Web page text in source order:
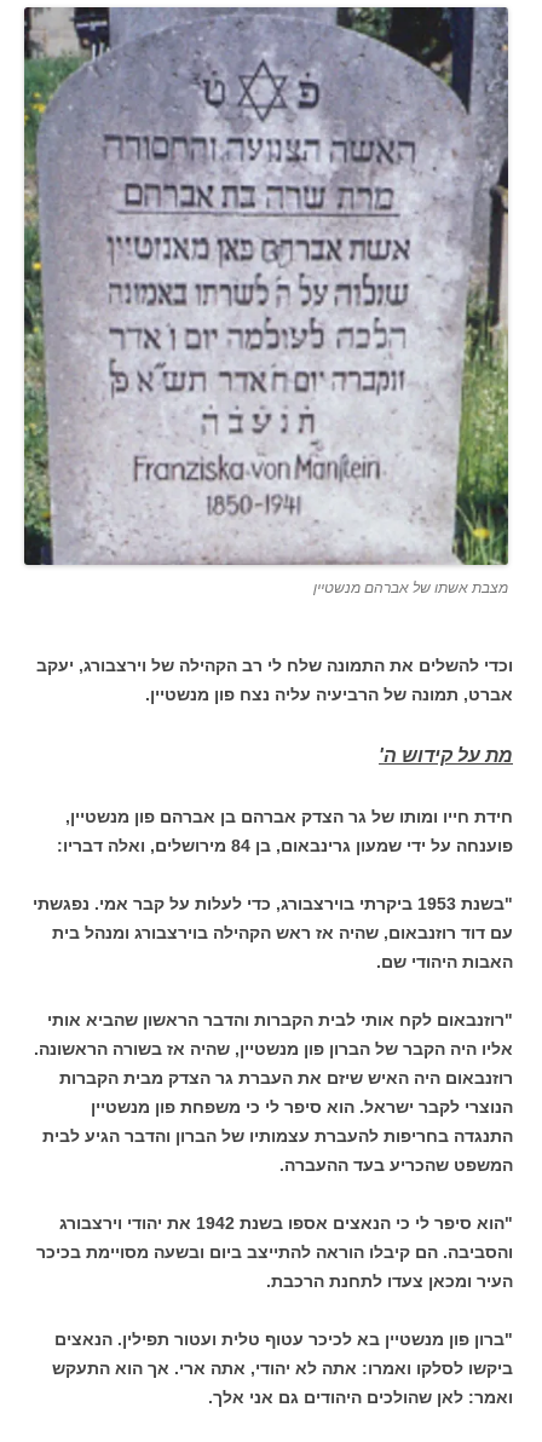
מצבת אשתו של אברהם מנשטיין
וכדי להשלים את התמונה שלח לי רב הקהילה של וירצבורג, יעקב
אברט, תמונה של הרביעיה עליה נצח פון מנשטיין.
מת על קידוש ה'
חידת חייו ומותו של גר הצדק אברהם בן אברהם פון מנשטיין,
פוענחה על ידי שמעון גרינבאום, בן 84 מירושלים, ואלה דבריו:
"בשנת 1953 ביקרתי בוירצבורג, כדי לעלות על קבר אמי. נפגשתי
עם דוד רוזנבאום, שהיה אז ראש הקהילה בוירצבורג ומנהל בית
האבות היהודי שם.
"רוזנבאום לקח אותי לבית הקברות והדבר הראשון שהביא אותי
אליו היה הקבר של הברון פון מנשטיין, שהיה אז בשורה הראשונה.
רוזנבאום היה האיש שיזם את העברת גר הצדק מבית הקברות
הנוצרי לקבר ישראל. הוא סיפר לי כי משפחת פון מנשטיין
התנגדה בחריפות להעברת עצמותיו של הברון והדבר הגיע לבית
המשפט שהכריע בעד ההעברה.
"הוא סיפר לי כי הנאצים אספו בשנת 1942 את יהודי וירצבורג
והסביבה. הם קיבלו הוראה להתייצב ביום ובשעה מסויימת בכיכר
העיר ומכאן צעדו לתחנת הרכבת.
"ברון פון מנשטיין בא לכיכר עטוף טלית ועטור תפילין. הנאצים
ביקשו לסלקו ואמרו: אתה לא יהודי, אתה ארי. אך הוא התעקש
ואמר: לאן שהולכים היהודים גם אני אלך.